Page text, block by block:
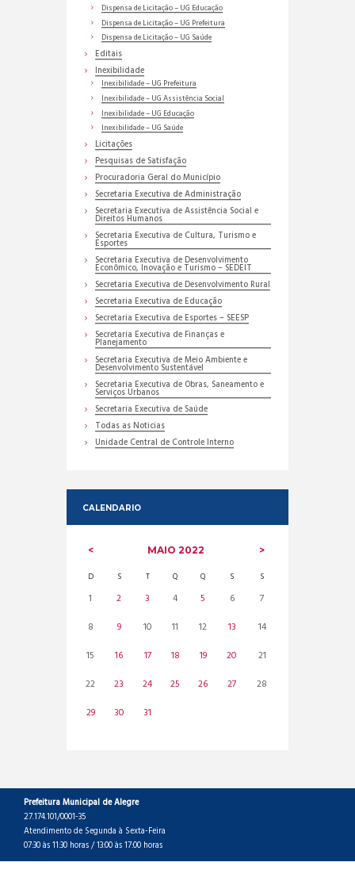
Dispensa de Licitação – UG Educação
Dispensa de Licitação – UG Prefeitura
Dispensa de Licitação – UG Saúde
Editais
Inexibilidade
Inexibilidade – UG Prefeitura
Inexibilidade – UG Assistência Social
Inexibilidade – UG Educação
Inexibilidade – UG Saúde
Licitações
Pesquisas de Satisfação
Procuradoria Geral do Município
Secretaria Executiva de Administração
Secretaria Executiva de Assistência Social e
Direitos Humanos
Secretaria Executiva de Cultura, Turismo e
Esportes
Secretaria Executiva de Desenvolvimento
Econômico, Inovação e Turismo – SEDEIT
Secretaria Executiva de Desenvolvimento Rural
Secretaria Executiva de Educação
Secretaria Executiva de Esportes – SEESP
Secretaria Executiva de Finanças e
Planejamento
Secretaria Executiva de Meio Ambiente e
Desenvolvimento Sustentável
Secretaria Executiva de Obras, Saneamento e
Serviços Urbanos
Secretaria Executiva de Saúde
Todas as Noticias
Unidade Central de Controle Interno
CALENDARIO
MAIO 2022
D S T Q Q S S
1 2 3 4 5 6
7
8
9 10 11 12 13
14
15
16 17 18 19 20
21
22
23 24 25 26 27
28
29
30 31
Prefeitura Municipal de Alegre
27.174.101/0001-35
Atendimento de Segunda à Sexta-Feira
07:30 às 11:30 horas / 13:00 às 17:00 horas